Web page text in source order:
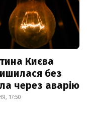
Києва
без
через аварію
17:50